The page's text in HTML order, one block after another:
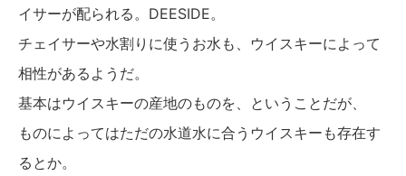
イサーが配られる。DEESIDE。
チェイサーや水割りに使うお水も、ウイスキーによって
相性があるようだ。
基本はウイスキーの産地のものを、ということだが、
ものによってはただの水道水に合うウイスキーも存在す
るとか。